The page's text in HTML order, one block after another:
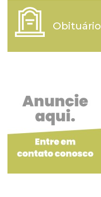
Obituário